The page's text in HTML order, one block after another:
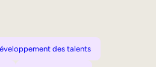
des talents